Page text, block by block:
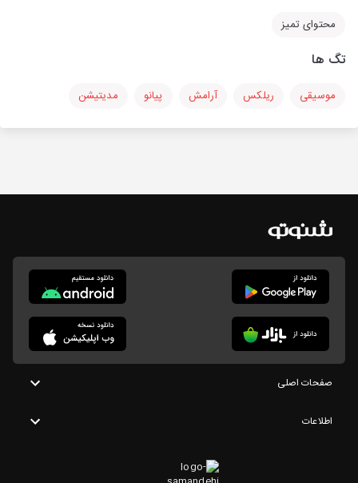
محتوای تمیز
تگ ها
موسیقی ریلکس آرامش پیانو مدیتیشن
صفحات اصلی
اطلاعات